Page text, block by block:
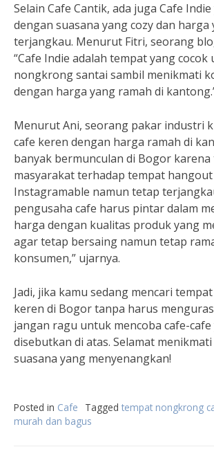
Selain Cafe Cantik, ada juga Cafe
dengan suasana yang cozy dan harga
terjangkau. Menurut Fitri, seorang
“Cafe Indie adalah tempat yang cocok
nongkrong santai sambil menikmati
dengan harga yang ramah di
Menurut Ani, seorang pakar industri
cafe keren dengan harga ramah di
banyak bermunculan di Bogor
masyarakat terhadap tempat
Instagramable namun tetap
pengusaha cafe harus pintar dalam
harga dengan kualitas produk yang
agar tetap bersaing namun tetap
konsumen,” ujarnya.
Jadi, jika kamu sedang mencari
keren di Bogor tanpa harus
jangan ragu untuk mencoba cafe-
disebutkan di atas. Selamat
suasana yang menyenangkan!
Posted in Cafe Tagged tempat nongkrong
murah dan bagus